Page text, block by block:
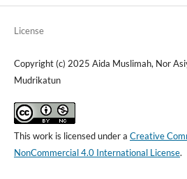
License
Copyright (c) 2025 Aida Muslimah, Nor
Mudrikatun
This work is licensed under a Creative
NonCommercial 4.0 International License.